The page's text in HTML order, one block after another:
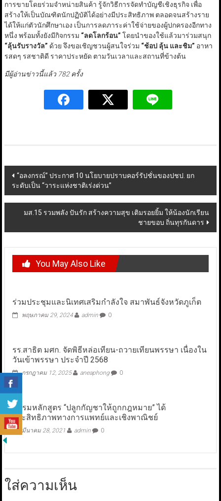
การขายโดยร่วมจำหน่ายสินค้า รู้จักวิธีการจัดทำบัญชีเชิงธุรกิจ เพื่อ
สร้างให้เป็นบัณฑิตนักปฏิบัติได้อย่างมีประสิทธิภาพ ตลอดจนสร้างราย
ได้ให้แก่ตัวนักศึกษาเอง เป็นการลดภาระค่าใช้จ่ายของผู้ปกครองอีกทาง
หนึ่ง พร้อมทั้งยังมีกิจกรรม “ลดโลกร้อน” โดยนำของใช้แล้วมาร่วมสนุก
“ลุ้นรับรางวัล” ด้วย จึงขอเชิญชวนผู้สนใจร่วม “ช้อป ลุ้น และชิม” อาหา
รสดๆ รสชาติดี ราคาประหยัด ตามวันเวลาและสถานที่ข้างต้น
มีผู้อ่านข่าวนี้แล้ว 782 ครั้ง
Post
navigation
“อลงกรณ์” ประกาศ 10 นโยบายปราบคอร์รัปชั่นของปชป. ยก
ระดับเป็น “วาระแห่งชาติเร่งด่วน”
มส.15 รวมพลัง ปันรัก สร้างความสุข เติมรอยยิ้ม ให้น้องนักเรียน
ชายขอบ ถิ่นทุรกันดาร
You May Also Like
ร่วมประชุมและนิเทศเสริมกำลังใจ สมาพันธ์จังหวัดภูเก็ต
พฤษภาคม 29, 2024 admin 0
รร.สาธิต มศก. จัดพิธีหล่อเทียน-ถวายเทียนพรรษา เนื่องใน
วันเข้าพรรษา ประจำปี 2568
กรกฎาคม 12, 2025 aneaphong 0
อบรมหลักสูตร “ปลูกกัญชาให้ถูกกฎหมาย” ได้
ประสิทธิภาพทางการแพทย์และเชิงพาณิชย์
มีนาคม 28, 2021 admin 0
ใส่ความเห็น